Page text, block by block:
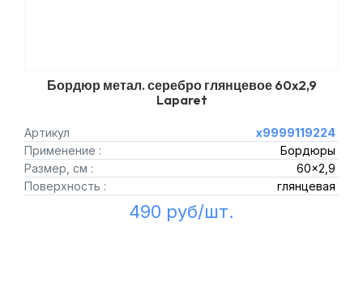
Бордюр метал. серебро глянцевое 60x2,9
Laparet
Артикул
х9999119224
Применение :
Бордюры
Размер, см :
60x2,9
Поверхность :
глянцевая
490 руб/шт.